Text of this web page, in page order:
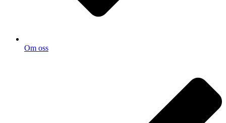
Om oss